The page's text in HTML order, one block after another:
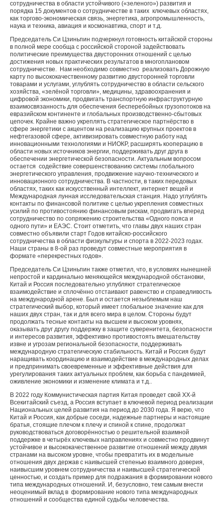
сотрудничества в области устойчивого («зеленого») развития и
порядка 15 документов о сотрудничестве в таких ключевых областях,
как торгово-экономическая связь, энергетика, агропромышленность,
наука и техника, авиация и космонавтика, спорт и т.д.
Председатель Си Цзиньпин подчеркнул готовность китайской стороны
в полной мере сообща с российской стороной задействовать
политические преимущества двусторонних отношений с целью
достижения новых практических результатов в многоплановом
сотрудничестве. Нам необходимо совместно реализовать Дорожную
карту по высококачественному развитию двусторонней торговли
товарами и услугами, углублять сотрудничество в области сельского
хозяйства, «зелёной торговли», медицины, здравоохранения и
цифровой экономики, продвигать транспортную инфраструктурную
взаимосвязанность для обеспечения бесперебойных грузопотоков на
евразийском континенте и глобальных производственно-сбытовых
цепочек. Крайне важно укреплять стратегическое партнёрство в
сфере энергетики с акцентом на реализацию крупных проектов в
нефтегазовой сфере, активизировать совместную работу над
инновационными технологиями и НИОКР, расширять кооперацию в
области новых источников энергии, поддерживать друг друга в
обеспечении энергетической безопасности. Актуальным вопросом
остается содействие совершенствованию системы глобального
энергетического управления, продвижение научно-технического и
инновационного сотрудничества. В частности, в таких передовых
областях, таких как искусственный интеллект, интернет вещей и
Международная лунная исследовательская станция. Надо углублять
контакты по финансовой политике с целью укрепления совместных
усилий по противостоянию финансовым рискам, продвигать вперед
сотрудничество по сопряжению строительства «Одного пояса и
одного пути» и ЕАЭС. Стоит отметить, что главы двух наших стран
совместно объявили старт Годов китайско-российского
сотрудничества в области физкультуры и спорта в 2022-2023 годах.
Наши страны в 8-ой раз проведут совместные мероприятия в
формате «перекрестных годов».
Председатель Си Цзиньпин также отметил, что, в условиях нынешней
непростой и кардинально меняющейся международной обстановки,
Китай и Россия последовательно углубляют стратегическое
взаимодействие и сплочённо отстаивают равенство и справедливость
на международной арене. Был и остается незыблемым наш
стратегический выбор, который имеет глобальное значение как для
наших двух стран, так и для всего мира в целом. Стороны будут
продолжать тесные контакты на высшем и высоком уровнях,
оказывать друг другу поддержку в защите суверенитета, безопасности
и интересов развития, эффективно противостоять вмешательству
извне и угрозам региональной безопасности, поддерживать
международную стратегическую стабильность. Китай и Россия будут
наращивать координацию и взаимодействие в международных делах
и предпринимать своевременные и эффективные действия для
урегулирования таких актуальных проблем, как борьба с пандемией,
оживление экономики и изменение климата и т.д..
В 2022 году Коммунистическая партия Китая проведет свой XX-й
Всекитайский съезд, а Россия вступает в ключевой период реализации
Национальных целей развития на период до 2030 года. Я верю, что
Китай и Россия, как добрые соседи, надежные партнеры и настоящие
братья, стоящие плечом к плечу и спиной к спине, продолжат
руководствоваться договорённостью о решительной взаимной
поддержке в четырёх ключевых направлениях и совместно продвинут
устойчивое и высококачественное развитие отношений между двумя
странами на высоком уровне, чтобы превратить их в модельные
отношения двух держав с наивысшей степенью взаимного доверия,
наивысшим уровнем сотрудничества и наивысшей стратегической
ценностью, и создать пример для подражания в формировании нового
типа международных отношений. И, безусловно, тем самым внести
неоценимый вклад в формирование нового типа международных
отношений и сообщества единой судьбы человечества.